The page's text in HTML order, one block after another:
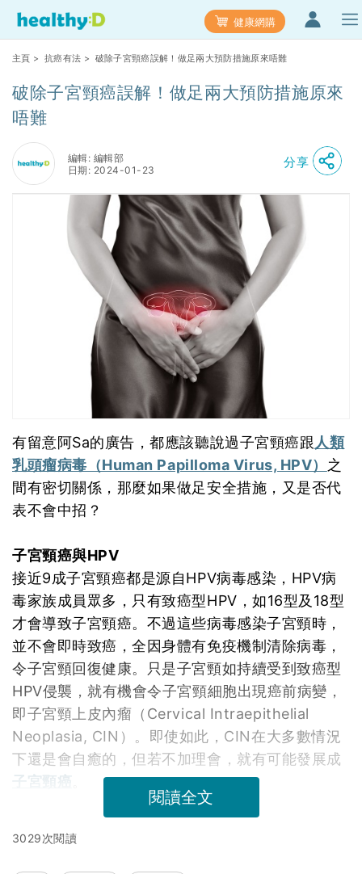
健康網購
主頁 > 抗癌有法 > 破除子宮頸癌誤解！做足兩大預防措施原來唔難
破除子宮頸癌誤解！做足兩大預防措施原來
唔難
編輯: 編輯部
日期: 2024-01-23
分享
有留意阿Sa的廣告，都應該聽說過子宮頸癌跟人類
乳頭瘤病毒（Human Papilloma Virus, HPV）
之
間有密切關係，那麼如果做足安全措施，又是否代
表不會中招？
子宮頸癌與HPV
接近9成子宮頸癌都是源自HPV病毒感染，HPV病
毒家族成員眾多，只有致癌型HPV，如16型及18型
才會導致子宮頸癌。不過這些病毒感染子宮頸時，
並不會即時致癌，全因身體有免疫機制清除病毒，
令子宮頸回復健康。只是子宮頸如持續受到致癌型
HPV侵襲，就有機會令子宮頸細胞出現癌前病變，
即子宮頸上皮內瘤（Cervical Intraepithelial
Neoplasia, CIN）。即使如此，CIN在大多數情況
下還是會自癒的，但若不加理會，就有可能發展成
子宮頸癌
閱讀全文
3029次閱讀